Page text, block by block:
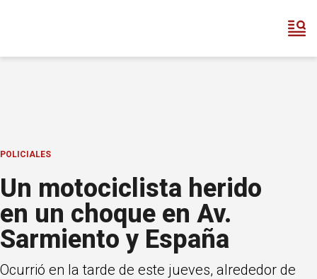
POLICIALES
Un motociclista herido
en un choque en Av.
Sarmiento y España
Ocurrió en la tarde de este jueves, alrededor de